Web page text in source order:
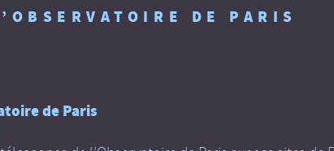
DE PARIS
de Paris